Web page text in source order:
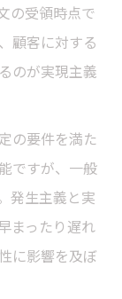
の受領時点で
顧客に対する
のが実現主義
の要件を満た
ですが、一般
発生主義と実
まったり遅れ
に影響を及ぼ